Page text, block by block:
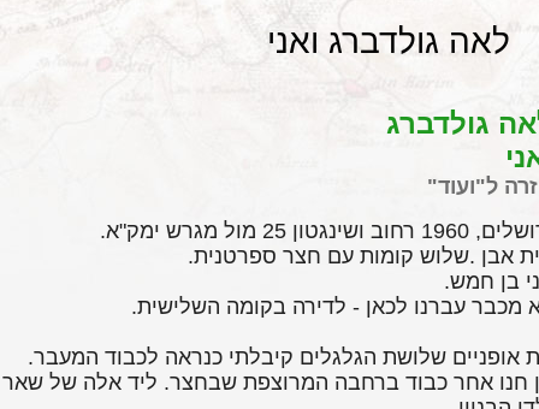
לאה גולדברג ואני
גולדברג
ל"ועוד"
רחוב ושינגטון 25 מול מגרש ימק"א
.
אבן .שלוש קומות עם חצר ספרטנית.
בן חמש.
מכבר עברנו לכאן - לדירה בקומה השלישית.
אופניים שלושת הגלגלים קיבלתי כנראה לכבוד המעבר.
חנו אחר כבוד ברחבה המרוצפת שבחצר. ליד אלה של שאר